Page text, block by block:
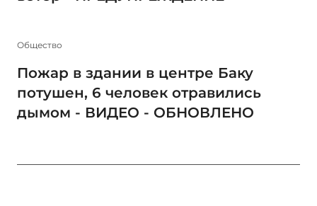
Общество
Пожар в здании в центре Баку
потушен, 6 человек отравились
дымом - ВИДЕО - ОБНОВЛЕНО